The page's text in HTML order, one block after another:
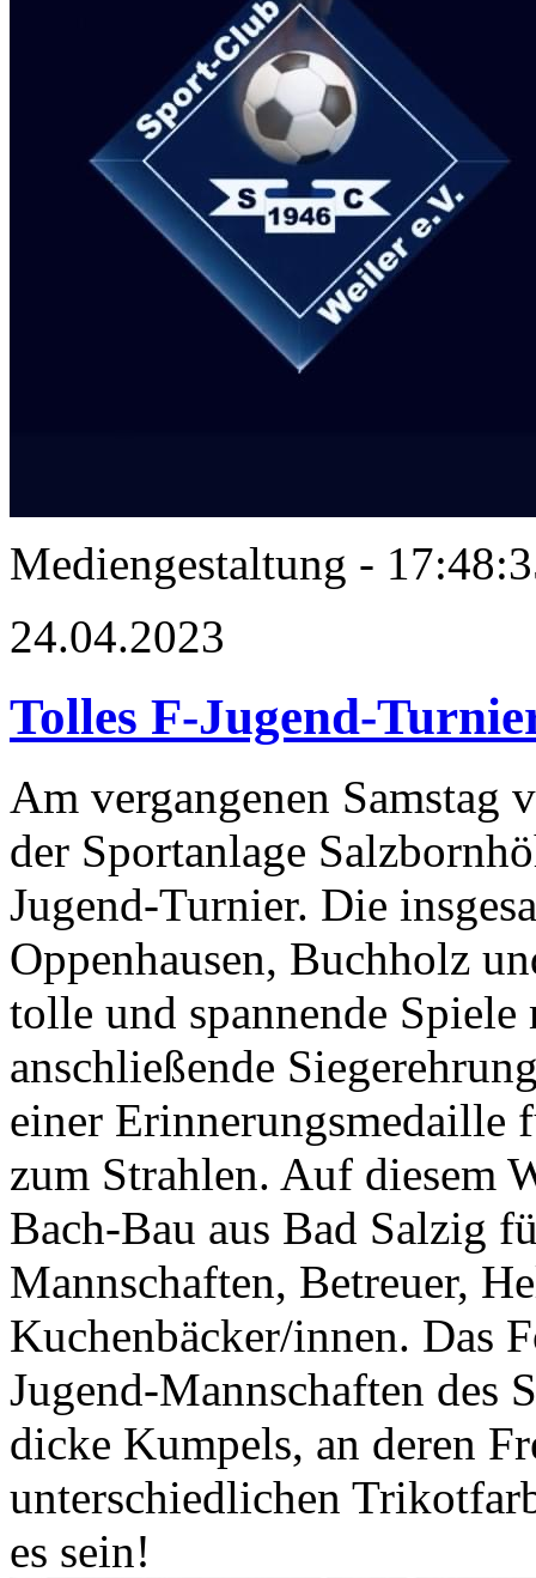
Mediengestaltung -
24.04.2023
Tolles F-Jugend-
Am vergangenen Samstag
der Sportanlage
Jugend-Turnier. Die
Oppenhausen, Buchholz
tolle und spannende
anschließende
einer Erinnerungsmedaille
zum Strahlen. Auf diesem
Bach-Bau aus Bad Salzig
Mannschaften, Betreuer,
Kuchenbäcker/innen. Das
Jugend-Mannschaften des
dicke Kumpels, an deren
unterschiedlichen
es sein!